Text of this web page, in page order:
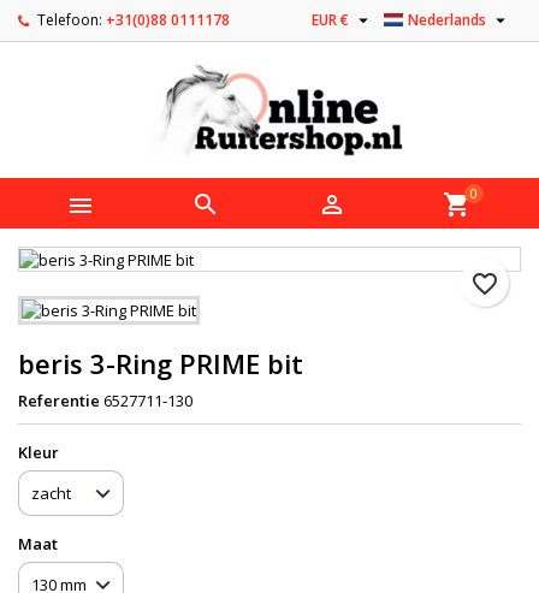
Telefoon: +31(0)88 0111178 Nederlands 
EUR € 
   shopping_cart0
favorite_border
beris 3-Ring PRIME bit
Referentie 6527711-130
Kleur
Maat